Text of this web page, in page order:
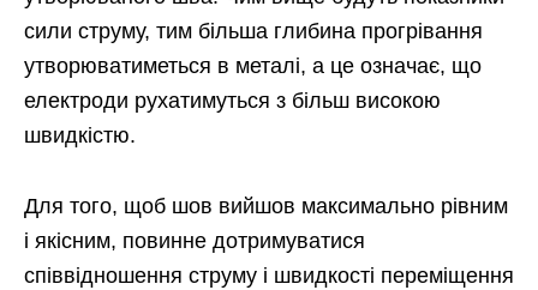
сили струму, тим більша глибина прогрівання
утворюватиметься в металі, а це означає, що
електроди рухатимуться з більш високою
швидкістю.
Для того, щоб шов вийшов максимально рівним
і якісним, повинне дотримуватися
співвідношення струму і швидкості переміщення